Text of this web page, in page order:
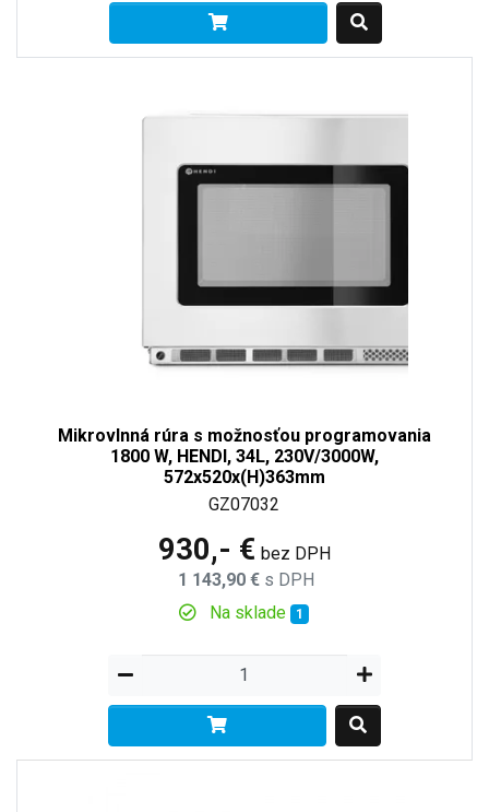
Mikrovlnná rúra s možnosťou programovania
1800 W, HENDI, 34L, 230V/3000W,
572x520x(H)363mm
GZ07032
930,- € bez DPH
1 143,90 € s DPH
Na sklade 1